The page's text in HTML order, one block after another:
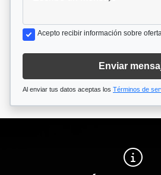
Acepto recibir información sobre
Enviar
Al enviar tus datos aceptas los Términos de